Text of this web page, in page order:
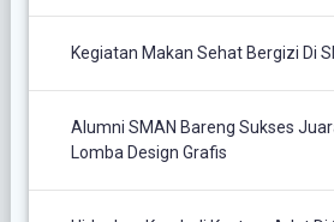
Kegiatan Makan Sehat Bergizi Di
Alumni SMAN Bareng Sukses
Lomba Design Grafis